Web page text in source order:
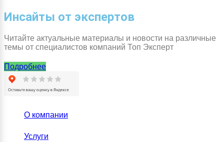
Инсайты от экспертов
Читайте актуальные материалы и новости на различные
темы от специалистов компаний Топ Эксперт
Подробнее
О компании
Услуги